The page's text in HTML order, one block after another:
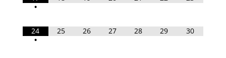
•
24
•
25 26 27 28 29 30